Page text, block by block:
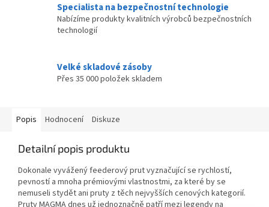
Specialista na bezpečnostní technologie
Nabízíme produkty kvalitních výrobců bezpečnostních
technologií
Velké skladové zásoby
Přes 35 000 položek skladem
Popis Hodnocení Diskuze
Detailní popis produktu
Dokonale vyvážený feederový prut vyznačující se rychlostí,
pevností a mnoha prémiovými vlastnostmi, za které by se
nemuseli stydět ani pruty z těch nejvyšších cenových kategorií.